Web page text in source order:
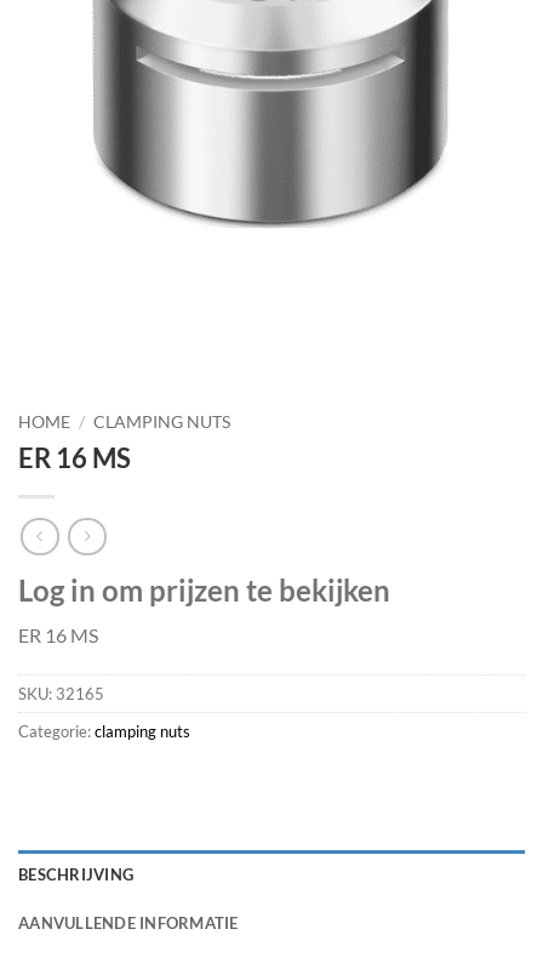
HOME / CLAMPING NUTS
ER 16 MS
Log in om prijzen te bekijken
ER 16 MS
SKU: 32165
Categorie:clamping nuts
BESCHRIJVING
AANVULLENDE INFORMATIE